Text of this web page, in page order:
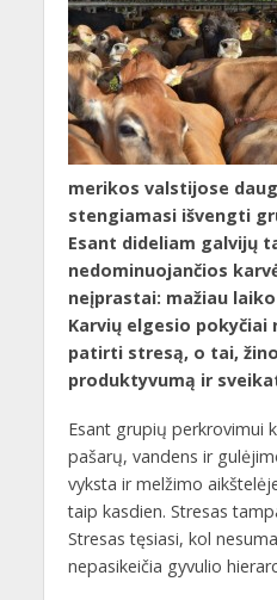
merikos valstijose
stengiamasi išvengti
Esant dideliam galvijų
nedominuojančios
neįprastai: mažiau
Karvių elgesio pokyčiai
patirti stresą, o tai,
produktyvumą ir
Esant grupių perkrovimui
pašarų, vandens ir
vyksta ir melžimo
taip kasdien. Stresas
Stresas tęsiasi, kol
nepasikeičia gyvulio